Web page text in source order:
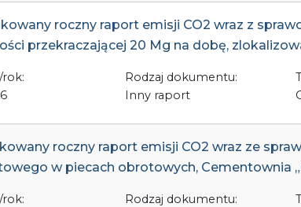
roczny raport emisji CO2 wraz z
przekraczającej 20 Mg na dobę,
Rodzaj dokumentu:
Inny raport
roczny raport emisji CO2 wraz ze
w piecach obrotowych, Cementownia
Rodzaj dokumentu: